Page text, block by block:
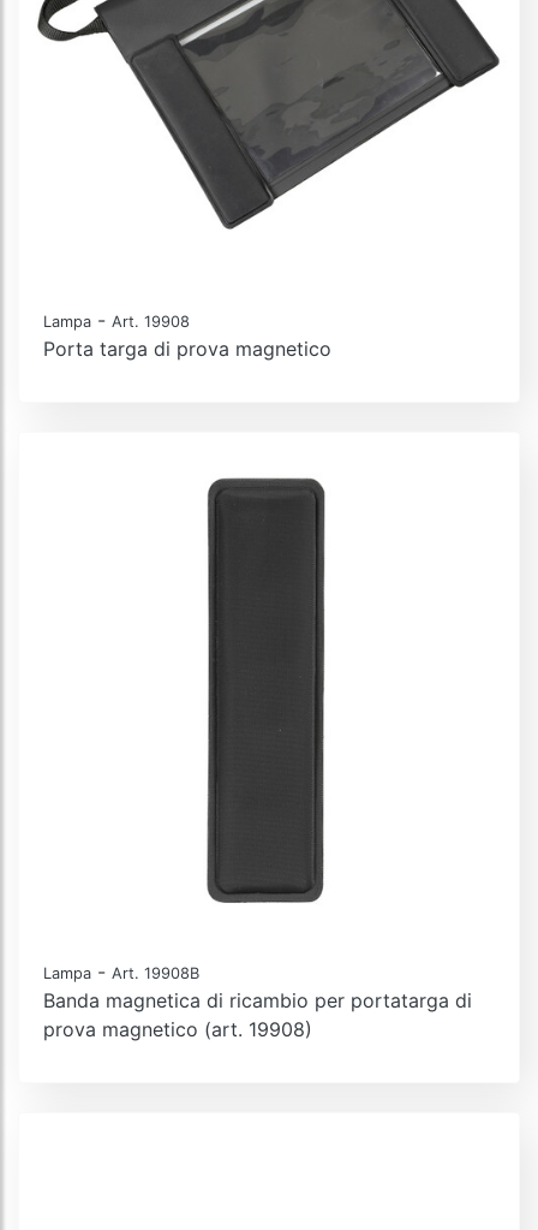
Lampa - Art. 19908
Porta targa di prova magnetico
Lampa - Art. 19908B
Banda magnetica di ricambio per portatarga di
prova magnetico (art. 19908)